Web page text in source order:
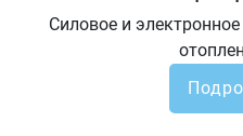
Силовое и